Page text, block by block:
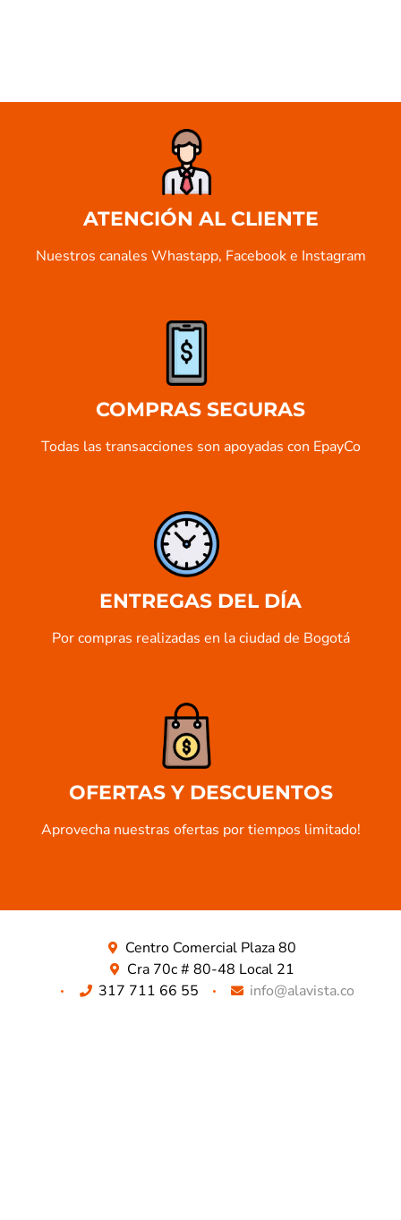
ATENCIÓN AL CLIENTE
Nuestros canales Whastapp, Facebook e Instagram
COMPRAS SEGURAS
Todas las transacciones son apoyadas con EpayCo
ENTREGAS DEL DÍA
Por compras realizadas en la ciudad de Bogotá
OFERTAS Y DESCUENTOS
Aprovecha nuestras ofertas por tiempos limitado!​
Centro Comercial Plaza 80
Cra 70c # 80-48 Local 21
317 711 66 55
info@alavista.co